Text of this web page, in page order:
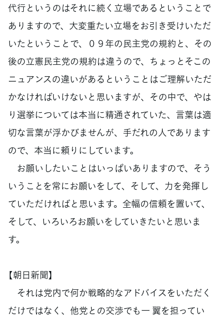
代行というのはそれに続く立場であるということで
ありますので、大変重たい立場をお引き受けいただ
いたということで、０９年の民主党の規約と、その
後の立憲民主党の規約は違うので、ちょっとそこの
ニュアンスの違いがあるということはご理解いただ
かなければいけないと思いますが、その中で、やは
り選挙については本当に精通されていた、言葉は適
切な言葉が浮かびませんが、手だれの人であります
ので、本当に頼りにしています。
お願いしたいことはいっぱいありますので、そう
いうことを常にお願いをして、そして、力を発揮し
ていただければと思います。全幅の信頼を置いて、
そして、いろいろお願いをしていきたいと思いま
す。
【朝日新聞】
それは党内で何か戦略的なアドバイスをいただく
だけではなく、他党との交渉でも一 翼を担ってい